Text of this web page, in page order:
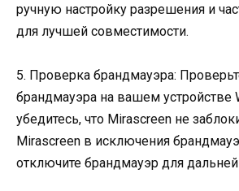
ручную настройку разрешения и
для лучшей совместимости.
5. Проверка брандмауэра:
брандмауэра на вашем устройстве
убедитесь, что Mirascreen не
Mirascreen в исключения
отключите брандмауэр для